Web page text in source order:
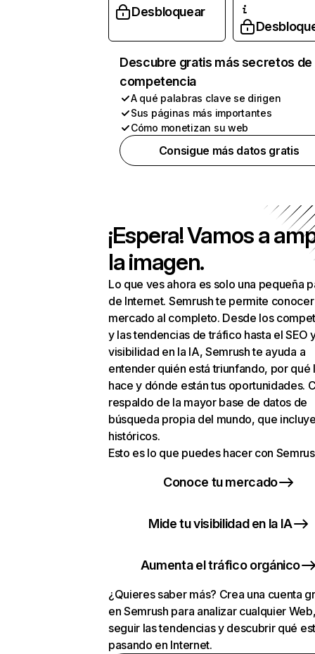
Desbloquear
Descubre gratis más secretos de
competencia
A qué palabras clave se dirigen
Sus páginas más importantes
Cómo monetizan su web
Consigue más datos gratis
¡Espera! Vamos a
la imagen.
Lo que ves ahora es solo una pequeña
de Internet. Semrush te permite
mercado al completo. Desde los
y las tendencias de tráfico hasta el SEO
visibilidad en la IA, Semrush te ayuda a
entender quién está triunfando, por qué
hace y dónde están tus oportunidades.
respaldo de la mayor base de datos de
búsqueda propia del mundo, que
históricos.
Esto es lo que puedes hacer con
Conoce tu mercado
Mide tu visibilidad en la IA
Aumenta el tráfico orgánico
¿Quieres saber más? Crea una cuenta
en Semrush para analizar cualquier
seguir las tendencias y descubrir qué
pasando en Internet.